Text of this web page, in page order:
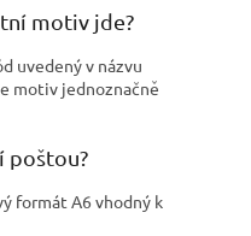
motiv jde?
uvedený v názvu
motiv jednoznačně
poštou?
formát A6 vhodný k